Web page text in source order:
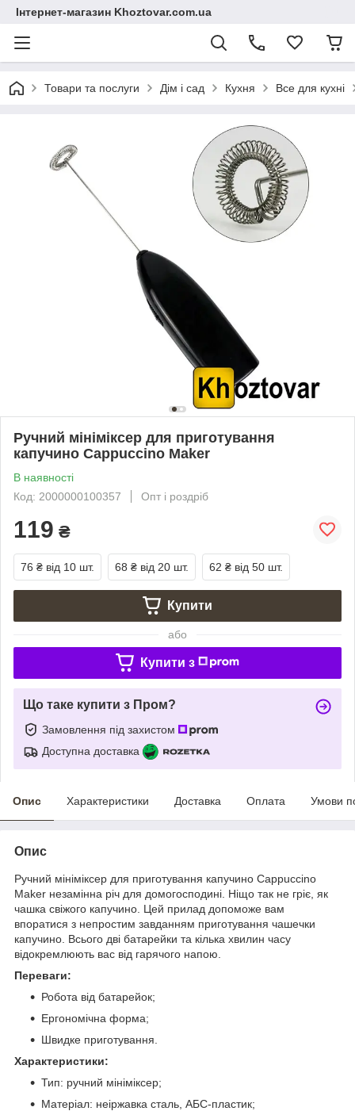
Інтернет-магазин Khoztovar.com.ua
Товари та послуги Дім і сад Кухня Все для кухні
Ручний мініміксер для приготування
капучино Cappuccino Maker
В наявності
Код: 2000000100357
Опт і роздріб
119 ₴
76 ₴ від 10 шт. 68 ₴ від 20 шт. 62 ₴ від 50 шт.
Купити
або
Купити з
Що таке купити з Пром?
Замовлення під захистом
Доступна доставка
Опис Характеристики Доставка Оплата Умови
Опис
Ручний мініміксер для приготування капучино Cappuccino
Maker незамінна річ для домогосподині. Ніщо так не гріє, як
чашка свіжого капучино. Цей прилад допоможе вам
впоратися з непростим завданням приготування чашечки
капучино. Всього дві батарейки та кілька хвилин часу
відокремлюють вас від гарячого напою.
Переваги:
Робота від батарейок;
Ергономічна форма;
Швидке приготування.
Характеристики:
Тип: ручний мініміксер;
Матеріал: неіржавка сталь, АБС-пластик;